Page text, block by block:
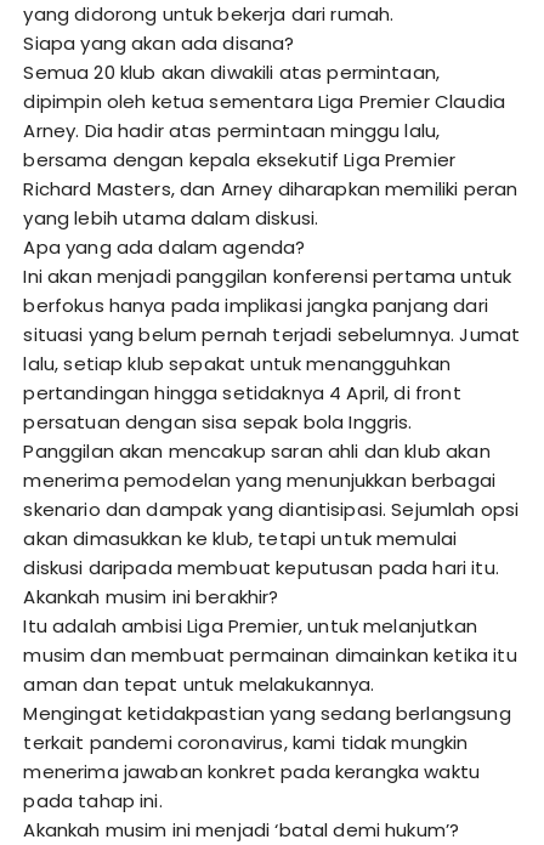
yang didorong untuk bekerja dari rumah.
Siapa yang akan ada disana?
Semua 20 klub akan diwakili atas permintaan,
dipimpin oleh ketua sementara Liga Premier Claudia
Arney. Dia hadir atas permintaan minggu lalu,
bersama dengan kepala eksekutif Liga Premier
Richard Masters, dan Arney diharapkan memiliki peran
yang lebih utama dalam diskusi.
Apa yang ada dalam agenda?
Ini akan menjadi panggilan konferensi pertama untuk
berfokus hanya pada implikasi jangka panjang dari
situasi yang belum pernah terjadi sebelumnya. Jumat
lalu, setiap klub sepakat untuk menangguhkan
pertandingan hingga setidaknya 4 April, di front
persatuan dengan sisa sepak bola Inggris.
Panggilan akan mencakup saran ahli dan klub akan
menerima pemodelan yang menunjukkan berbagai
skenario dan dampak yang diantisipasi. Sejumlah opsi
akan dimasukkan ke klub, tetapi untuk memulai
diskusi daripada membuat keputusan pada hari itu.
Akankah musim ini berakhir?
Itu adalah ambisi Liga Premier, untuk melanjutkan
musim dan membuat permainan dimainkan ketika itu
aman dan tepat untuk melakukannya.
Mengingat ketidakpastian yang sedang berlangsung
terkait pandemi coronavirus, kami tidak mungkin
menerima jawaban konkret pada kerangka waktu
pada tahap ini.
Akankah musim ini menjadi ‘batal demi hukum’?